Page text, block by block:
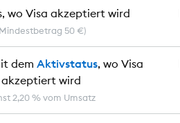
wo Visa akzeptiert wird
50 €)
demAktivstatus, wo Visa
akzeptiert wird
2,20 % vom Umsatz